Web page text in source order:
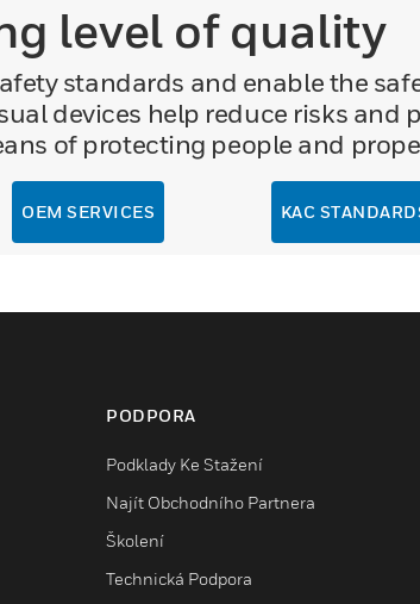
level of quality
standards and enable the
devices help reduce risks and
of protecting people and
OEM SERVICES KAC
PODPORA
Podklady Ke Stažení
Najít Obchodního Partnera
Školení
Technická Podpora